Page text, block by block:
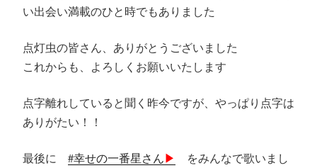
い出会い満載のひと時でもありました
点灯虫の皆さん、ありがとうございました
これからも、よろしくお願いいたします
点字離れしていると聞く昨今ですが、やっぱり点字は
ありがたい！！
最後に #幸せの一番星さん▶︎
をみんなで歌いまし